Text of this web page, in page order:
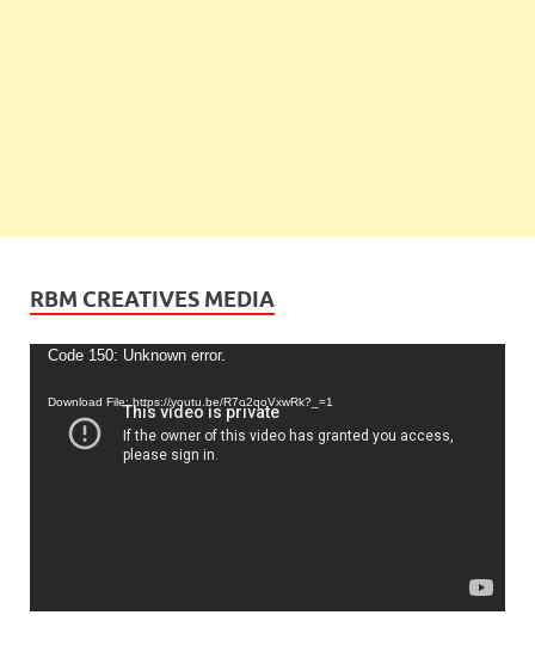
RBM CREATIVES MEDIA
Video
Code 150: Unknown error.
Download File: https://youtu.be/R7o2qoVxwRk?_=1